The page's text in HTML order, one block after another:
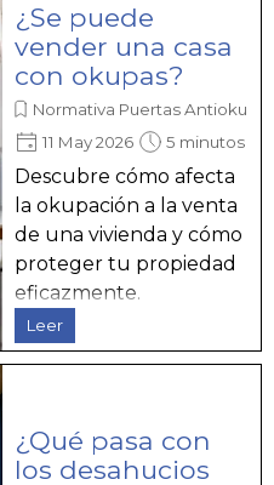
¿Se puede
vender una casa
con okupas?
Normativa Puertas
11 May 2026
5 minutos
Descubre cómo afecta
la okupación a la venta
de una vivienda y cómo
proteger tu propiedad
eficazmente.
Leer
¿Qué pasa con
los desahucios